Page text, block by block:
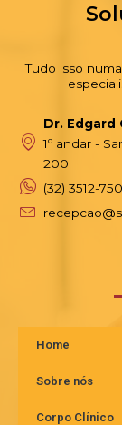
Tudo isso
Dr. Edgard
1º andar -
200
(32) 3512-
Home
Sobre nós
Corpo Clínico